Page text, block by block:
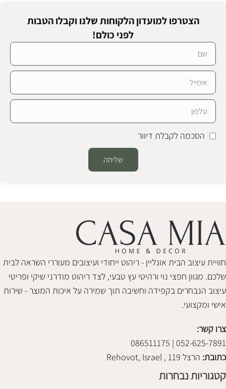
הצטרפו למועדון הלקוחות שלנו וקבלו הטבות
לפני כולם!
הסכמה לקבלת דיוור
שליחה
חוויית עיצוב הבית אונליין - ריהוט ייחודי ועיצובים מעוררי השראה לבית
שלכם. מגוון חפצי נוי ורהיטי עץ טבעי, לצד ריהוט מודרני שיקי ופריטי
עיצוב הנבחרים בקפידה וחשיבה תוך שמירה על איכות המוצר - שירות
אישי ומקצועי.
צרו קשר:
052-625-7891 | 086511175
כתובת: הרצל 119 , Rehovot, Israel
קטגוריות נבחרות